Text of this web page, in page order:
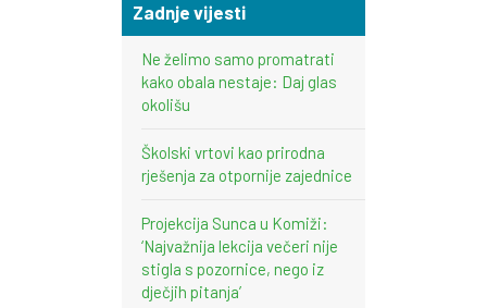
Zadnje vijesti
Ne želimo samo promatrati
kako obala nestaje: Daj glas
okolišu
Školski vrtovi kao prirodna
rješenja za otpornije zajednice
Projekcija Sunca u Komiži:
‘Najvažnija lekcija večeri nije
stigla s pozornice, nego iz
dječjih pitanja’